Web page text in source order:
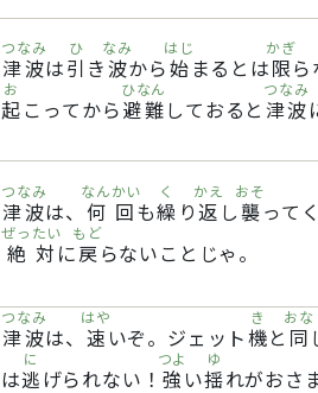
津波
つなみ
は 引
ひ
き 波
なみ
から 始
はじ
まるとは 限
かぎ
ら
起
お
こってから 避難
ひなん
しておると 津波
つなみ
津波
つなみ
は、 何回
なんかい
も繰
く
り 返
かえ
し 襲
おそ
って
絶対
ぜったい
に戻
もど
らないことじゃ。
津波
つなみ
は、 速
はや
いぞ。ジェット 機
き
と 同
おな
は逃
に
げられない！ 強
つよ
い揺
ゆ
れがおさ